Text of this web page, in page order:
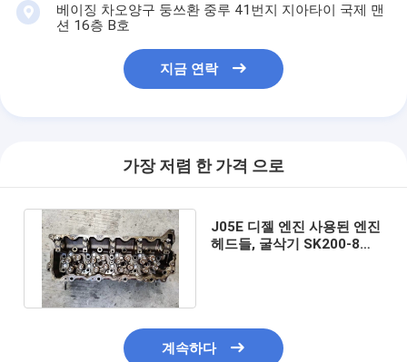
베이징 차오양구 둥쓰환 중루 41번지 지아타이 국제 맨
션 16층 B호
지금 연락
가장 저렴 한 가격 으로
J05E 디젤 엔진 사용된 엔진
헤드들, 굴삭기 SK200-8
계속하다